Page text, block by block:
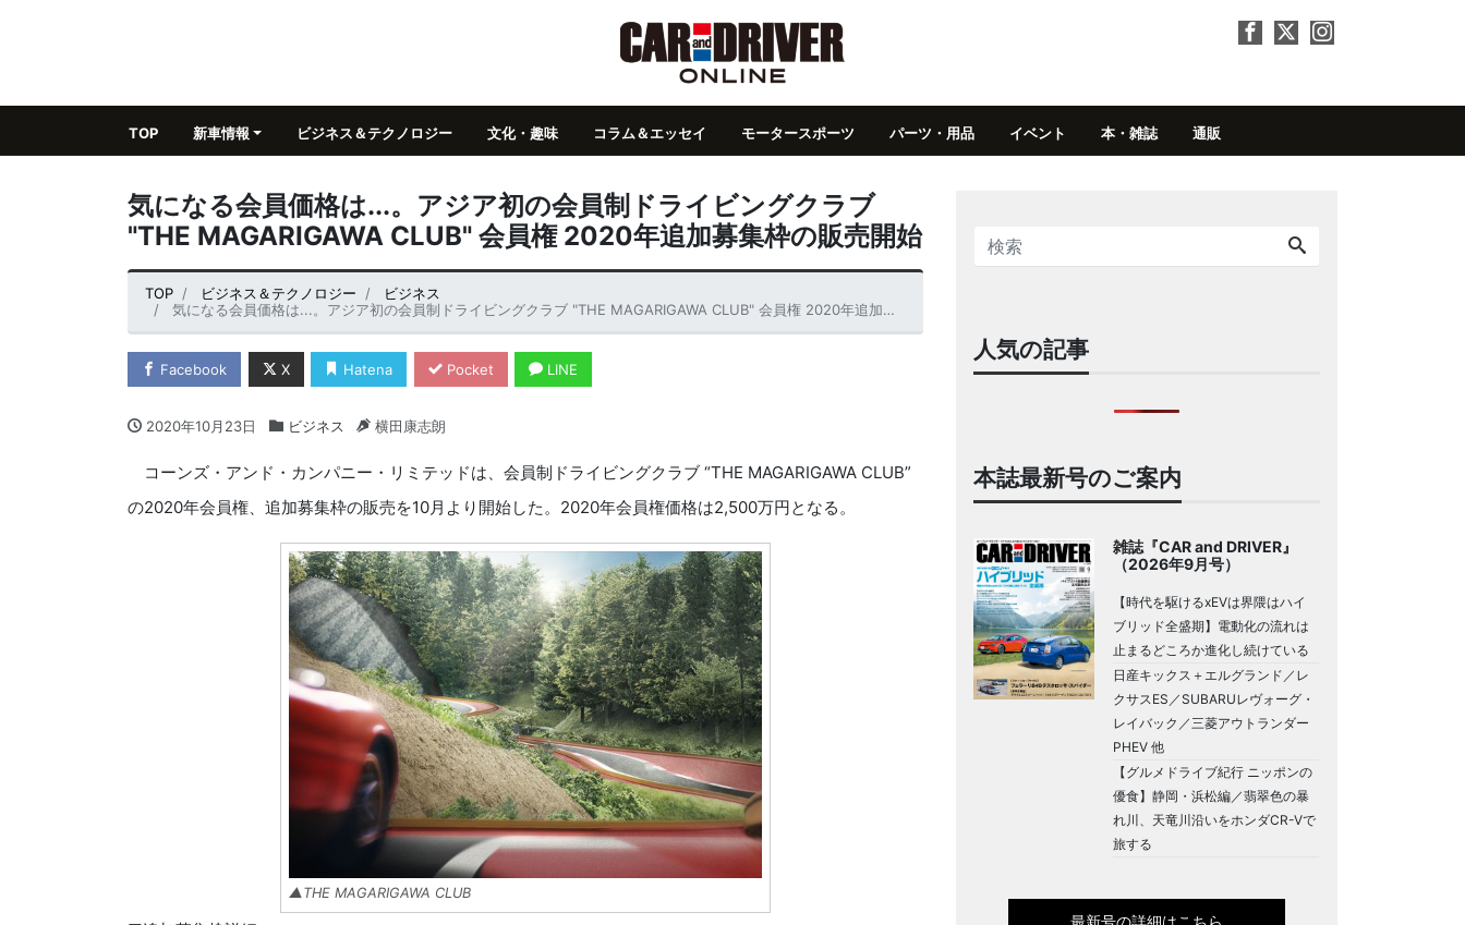
TOP 新車情報 ビジネス＆テクノロジー 文化・趣味 コラム＆エッセイ モータースポーツ パーツ・用品 イベント 本・雑誌 通販
気になる会員価格は...。アジア初の会員制ドライビングクラブ
"THE MAGARIGAWA CLUB" 会員権 2020年追加募集枠の販売開始
TOP ビジネス＆テクノロジー
ビジネス
気になる会員価格は...。アジア初の会員制ドライビングクラブ "THE MAGARIGAWA CLUB" 会員権 2020年追加募集枠の販売開始
Facebook X Hatena Pocket LINE
2020年10月23日 ビジネス 横田康志朗
コーンズ・アンド・カンパニー・リミテッドは、会員制ドライビングクラブ “THE MAGARIGAWA CLUB”
の2020年会員権、追加募集枠の販売を10月より開始した。2020年会員権価格は2,500万円となる。
▲THE MAGARIGAWA CLUB
人気の記事
本誌最新号のご案内
雑誌『CAR and DRIVER』
（2026年9月号）
【時代を駆けるxEVは界隈はハイ
ブリッド全盛期】電動化の流れは
止まるどころか進化し続けている
日産キックス＋エルグランド／レ
クサスES／SUBARUレヴォーグ・
レイバック／三菱アウトランダー
PHEV 他
【グルメドライブ紀行 ニッポンの
優食】静岡・浜松編／翡翠色の暴
れ川、天竜川沿いをホンダCR-Vで
旅する
最新号の詳細はこちら